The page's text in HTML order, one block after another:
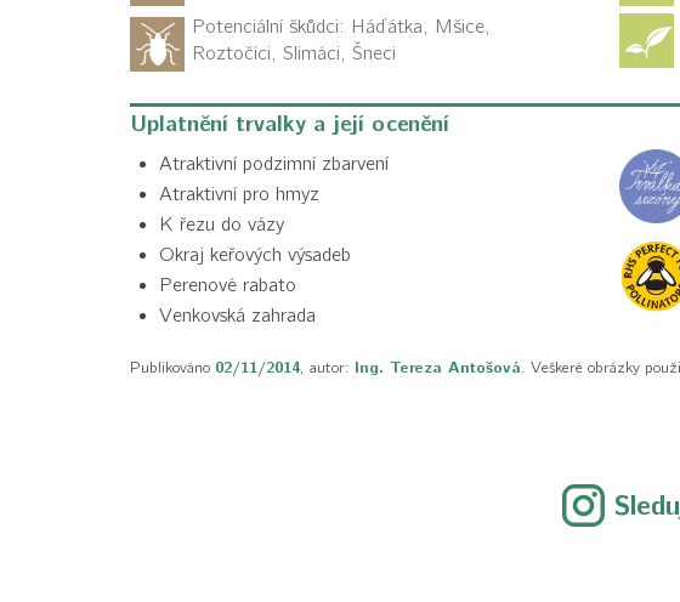
Potenciální škůdci: Háďátka, Mšice,
Roztočíci, Slimáci, Šneci
Uplatnění trvalky a její ocenění
Atraktivní podzimní zbarvení
Atraktivní pro hmyz
K řezu do vázy
Okraj keřových výsadeb
Perenové rabato
Venkovská zahrada
Publikováno 02/11/2014, autor: Ing. Tereza Antošová. Veškeré obrázky